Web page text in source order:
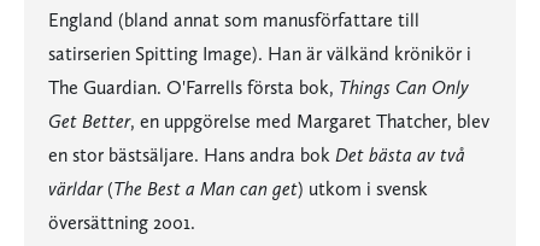
England (bland annat som manusförfattare till
satirserien Spitting Image). Han är välkänd krönikör i
The Guardian. O'Farrells första bok, Things Can Only
Get Better, en uppgörelse med Margaret Thatcher, blev
en stor bästsäljare. Hans andra bok Det bästa av två
världar(The Best a Man can get) utkom i svensk
översättning 2001.